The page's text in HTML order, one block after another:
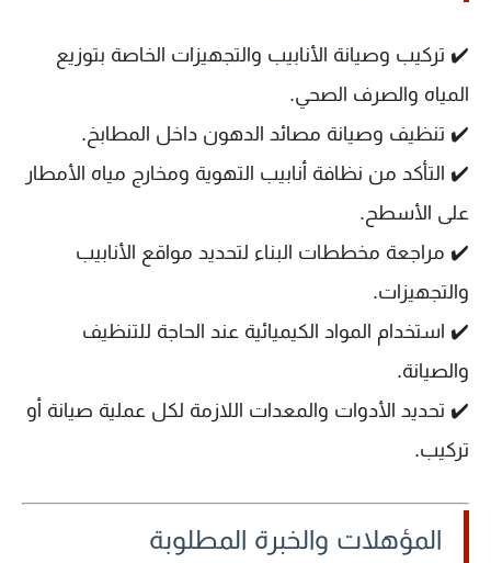
✔️ تركيب وصيانة الأنابيب والتجهيزات الخاصة بتوزيع
المياه والصرف الصحي.
✔️ تنظيف وصيانة مصائد الدهون داخل المطابخ.
✔️ التأكد من نظافة أنابيب التهوية ومخارج مياه الأمطار
على الأسطح.
✔️ مراجعة مخططات البناء لتحديد مواقع الأنابيب
والتجهيزات.
✔️ استخدام المواد الكيميائية عند الحاجة للتنظيف
والصيانة.
✔️ تحديد الأدوات والمعدات اللازمة لكل عملية صيانة أو
تركيب.
المؤهلات والخبرة المطلوبة